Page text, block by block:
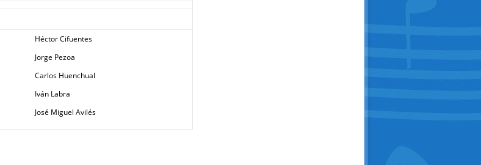
Héctor Cifuentes
Jorge Pezoa
Carlos Huenchual
Iván Labra
José Miguel Avilés